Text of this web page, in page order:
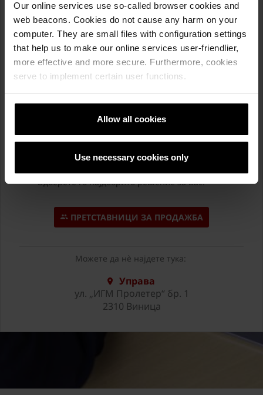
Our online services use so-called browser cookies and
web beacons. Cookies do not cause any harm on your
computer. They are small files with configuration settings
that help us to make our online services user-friendlier,
more effective and more secure. Furthermore, cookies
serve to implement certain user functions.
Allow all cookies
Use necessary cookies only
Инспирирајте се.
Дознајте повеќе.
Одберете!
Консултирајте се со нашите претставници за
продажба.
Повелете во нашата Управа да го видите нашето
Одберете го најдобрито решение за Вас!
ПРЕТСТАВНИЦИ ЗА ПРОДАЖБА
Можете да нè најдете тука:
Управа
ул. „ИГМ Пролетер“ бр. 1
2310 Виница